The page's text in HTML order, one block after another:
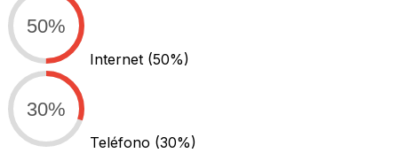
50%
Internet (50%)
30%
Teléfono (30%)